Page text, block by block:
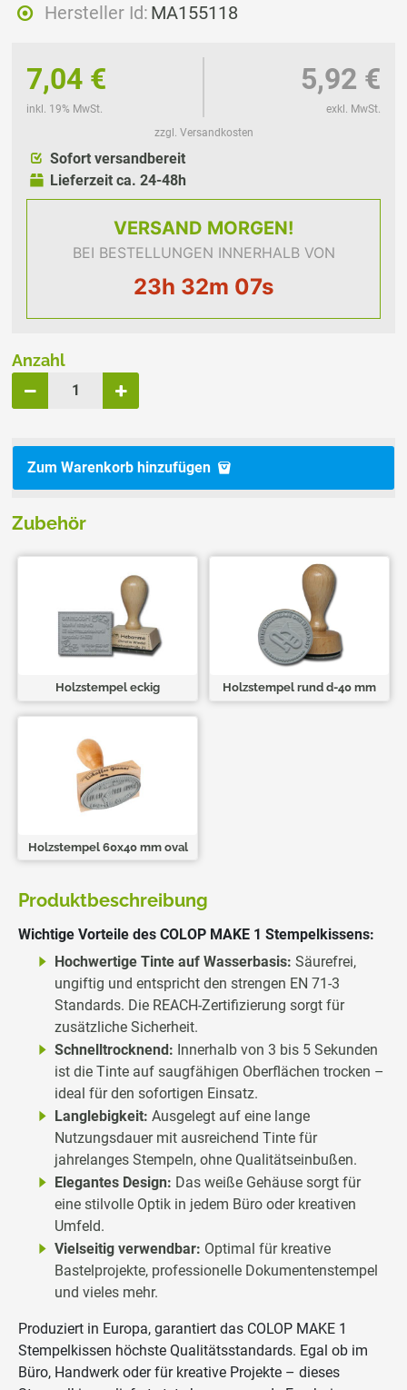
Hersteller Id: MA155118
7,04 €
inkl. 19% MwSt.
5,92 €
exkl. MwSt.
zzgl. Versandkosten
Sofort versandbereit
Lieferzeit ca. 24-48h
VERSAND MORGEN!
BEI BESTELLUNGEN INNERHALB VON
23h 32m 07s
Anzahl
Zum Warenkorb hinzufügen
Zubehör
Holzstempel eckig Holzstempel rund d-40 mm
Holzstempel 60x40 mm oval
Produktbeschreibung
Wichtige Vorteile des COLOP MAKE 1 Stempelkissens:
Hochwertige Tinte auf Wasserbasis: Säurefrei,
ungiftig und entspricht den strengen EN 71-3
Standards. Die REACH-Zertifizierung sorgt für
zusätzliche Sicherheit.
Schnelltrocknend: Innerhalb von 3 bis 5 Sekunden
ist die Tinte auf saugfähigen Oberflächen trocken –
ideal für den sofortigen Einsatz.
Langlebigkeit: Ausgelegt auf eine lange
Nutzungsdauer mit ausreichend Tinte für
jahrelanges Stempeln, ohne Qualitätseinbußen.
Elegantes Design: Das weiße Gehäuse sorgt für
eine stilvolle Optik in jedem Büro oder kreativen
Umfeld.
Vielseitig verwendbar: Optimal für kreative
Bastelprojekte, professionelle Dokumentenstempel
und vieles mehr.
Produziert in Europa, garantiert das COLOP MAKE 1
Stempelkissen höchste Qualitätsstandards. Egal ob im
Büro, Handwerk oder für kreative Projekte – dieses